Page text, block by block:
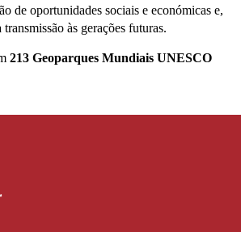
de oportunidades sociais e económicas e,
às gerações futuras.
213 Geoparques Mundiais UNESCO